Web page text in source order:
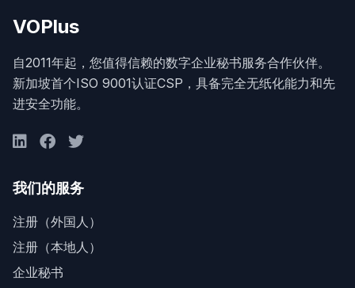
VOPlus
自2011年起，您值得信赖的数字企业秘书服务合作伙伴。
新加坡首个ISO 9001认证CSP，具备完全无纸化能力和先
进安全功能。
我们的服务
注册（外国人）
注册（本地人）
企业秘书